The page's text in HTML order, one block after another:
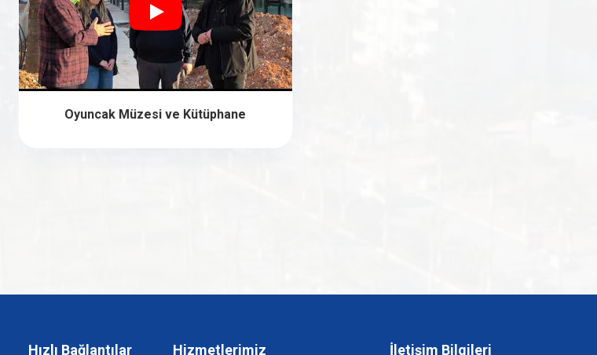
Oyuncak Müzesi ve Kütüphane
Hızlı Bağlantılar Hizmetlerimiz İletişim Bilgileri